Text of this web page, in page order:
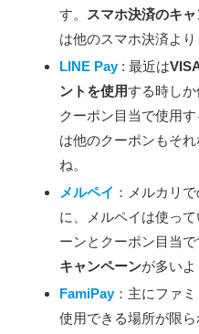
す。
スマホ決済のキ
は他のスマホ決済より
LINE Pay: 最近は
ントを使用する時しか
クーポン目当で使用
は他のクーポンもそ
ね。
メルペイ ：メルカリ
に、メルペイは使っ
ーンとクーポン目当で
キャンペーンが多いよ
FamiPay：主にファミ
使用できる場所が限